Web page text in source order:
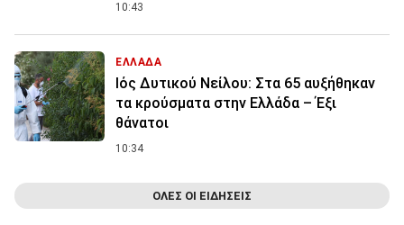
10:43
ΕΛΛΑΔΑ
Ιός Δυτικού Νείλου: Στα 65 αυξήθηκαν
τα κρούσματα στην Ελλάδα – Έξι
θάνατοι
10:34
ΟΛΕΣ ΟΙ ΕΙΔΗΣΕΙΣ